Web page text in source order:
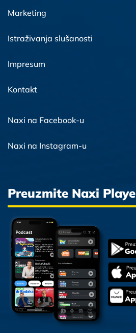
Marketing
Istraživanja slušanosti
Impresum
Kontakt
Naxi na Facebook-u
Naxi na Instagram-u
Preuzmite Naxi